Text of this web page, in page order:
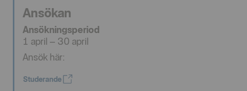
Ansökan
Ansökningsperiod
1 april – 30 april
Ansök här:
Studerande
Öppnas i nytt fönster